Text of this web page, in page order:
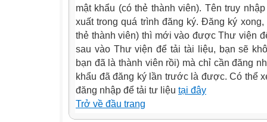
mật khẩu (có thẻ thành viên). Tên truy
xuất trong quá trình đăng ký. Đăng ký
thẻ thành viên) thì mới vào được Thư viện
sau vào Thư viện để tải tài liệu, bạn sẽ
bạn đã là thành viên rồi) mà chỉ cần đăng
khẩu đã đăng ký lần trước là được. Có thể
đăng nhập để tải tư liệu tại đây
Trở về đầu trang